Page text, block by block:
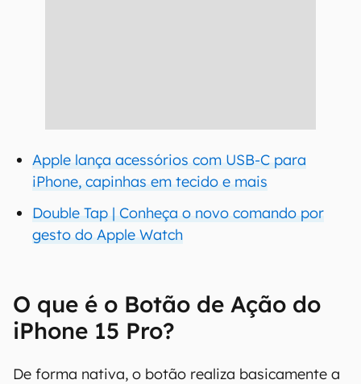
Apple lança acessórios com USB-C para
iPhone, capinhas em tecido e mais
Double Tap | Conheça o novo comando por
gesto do Apple Watch
O que é o Botão de Ação do
iPhone 15 Pro?
De forma nativa, o botão realiza basicamente a